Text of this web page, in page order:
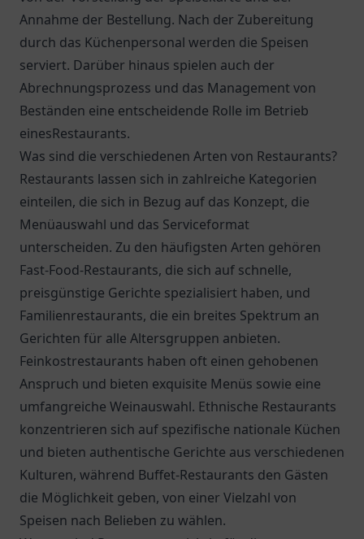
Annahme der Bestellung. Nach der Zubereitung
durch das Küchenpersonal werden die Speisen
serviert. Darüber hinaus spielen auch der
Abrechnungsprozess und das Management von
Beständen eine entscheidende Rolle im Betrieb
einesRestaurants.
Was sind die verschiedenen Arten von Restaurants?
Restaurants lassen sich in zahlreiche Kategorien
einteilen, die sich in Bezug auf das Konzept, die
Menüauswahl und das Serviceformat
unterscheiden. Zu den häufigsten Arten gehören
Fast-Food-Restaurants, die sich auf schnelle,
preisgünstige Gerichte spezialisiert haben, und
Familienrestaurants, die ein breites Spektrum an
Gerichten für alle Altersgruppen anbieten.
Feinkostrestaurants haben oft einen gehobenen
Anspruch und bieten exquisite Menüs sowie eine
umfangreiche Weinauswahl. Ethnische Restaurants
konzentrieren sich auf spezifische nationale Küchen
und bieten authentische Gerichte aus verschiedenen
Kulturen, während Buffet-Restaurants den Gästen
die Möglichkeit geben, von einer Vielzahl von
Speisen nach Belieben zu wählen.